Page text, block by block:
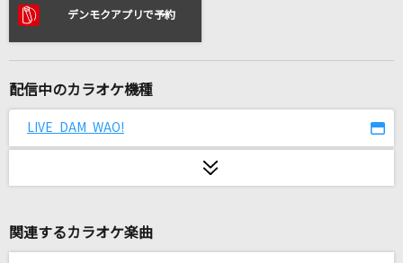
アイネクライネ
盗作
ONE OK ROCK
デンモクアプリで予約
配信中のカラオケ機種
LIVE DAM WAO!
関連するカラオケ楽曲